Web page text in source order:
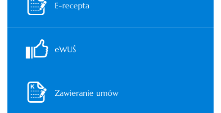
E-recepta
eWUŚ
Zawieranie umów